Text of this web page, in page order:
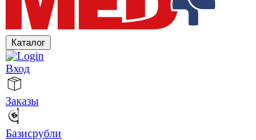
Каталог
Вход
Заказы
Базисрубли